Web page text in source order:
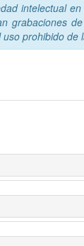
intelectual
grabaciones
prohibido de